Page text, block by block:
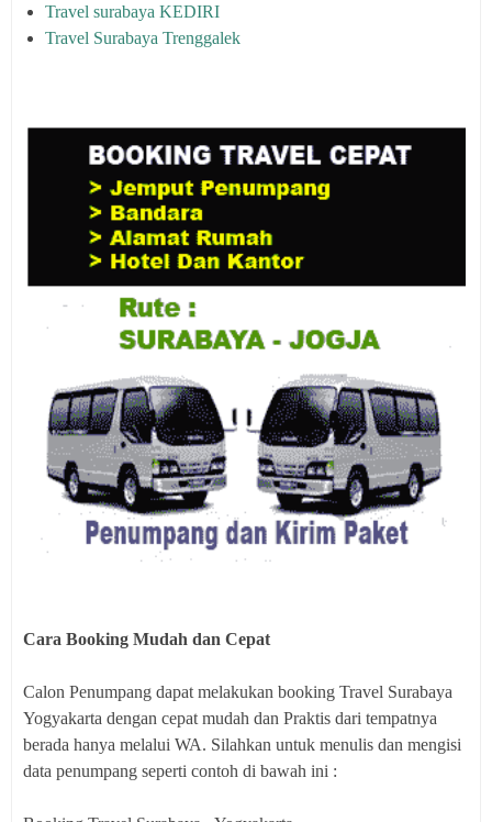
Travel surabaya KEDIRI
Travel Surabaya Trenggalek
Cara Booking Mudah dan Cepat
Calon Penumpang dapat melakukan booking Travel Surabaya
Yogyakarta dengan cepat mudah dan Praktis dari tempatnya
berada hanya melalui WA. Silahkan untuk menulis dan mengisi
data penumpang seperti contoh di bawah ini :